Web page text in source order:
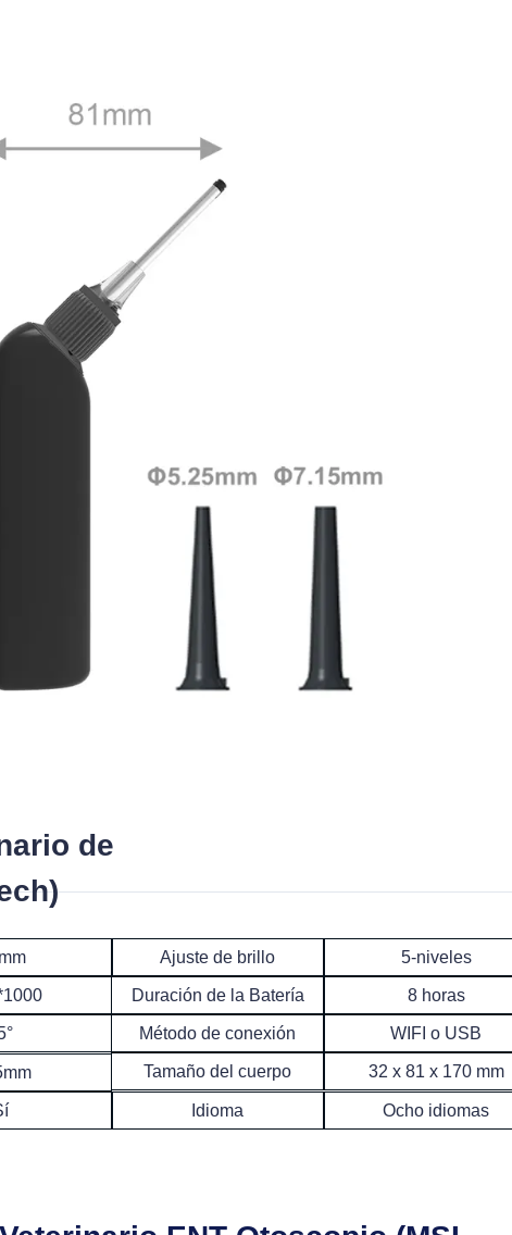
Ajuste de brillo
Duración de la Batería
Método de conexión
Tamaño del cuerpo
Idioma
5-niveles
8 horas
WIFI o USB
32 x 81 x 170 mm
Ocho idiomas
de